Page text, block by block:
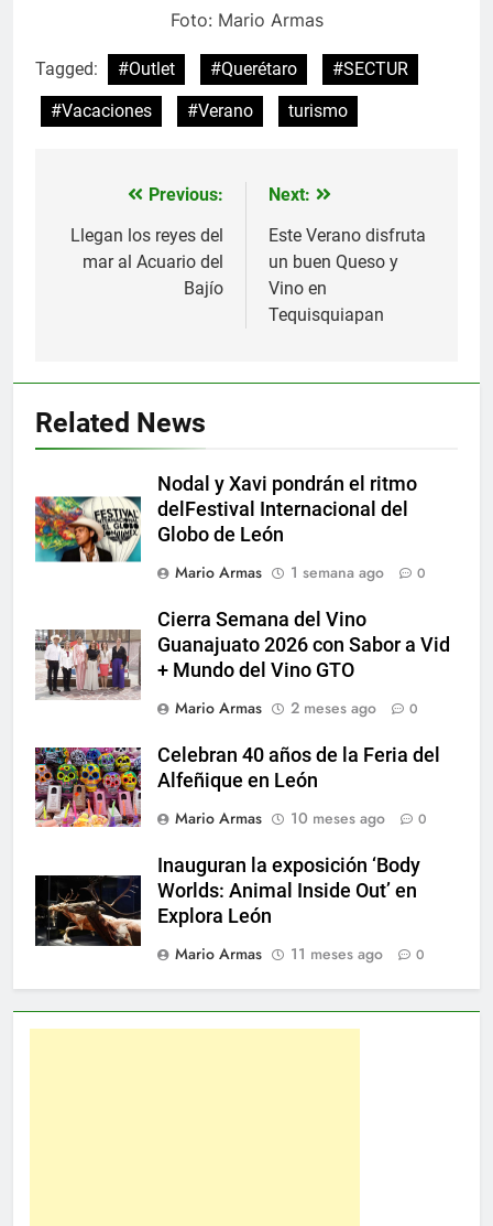
Foto: Mario Armas
Tagged: #Outlet #Querétaro
#SECTUR
#Vacaciones
#Verano turismo
Navegación
de
Previous:
Llegan los reyes del
mar al Acuario del
Bajío
Next:
Este Verano disfruta
un buen Queso y
Vino en
Tequisquiapan
Related News
Nodal y Xavi pondrán el ritmo
delFestival Internacional del
Globo de León
Mario Armas
1 semana ago 0
Cierra Semana del Vino
Guanajuato 2026 con Sabor a Vid
+ Mundo del Vino GTO
Mario Armas
2 meses ago 0
Celebran 40 años de la Feria del
Alfeñique en León
Mario Armas
10 meses ago 0
Inauguran la exposición ‘Body
Worlds: Animal Inside Out’ en
Explora León
Mario Armas
11 meses ago 0